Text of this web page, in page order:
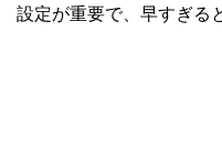
設定が重要で、早すぎる